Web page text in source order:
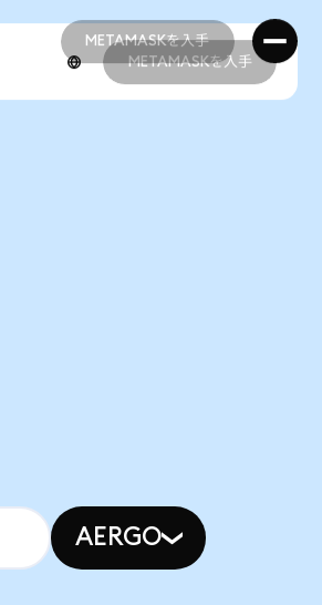
METAMASKを入手
METAMASKを入手
METAMASKを入手
AERGO